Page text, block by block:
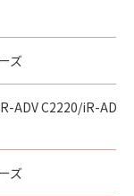
政府の機
様が米国政
規定が適
C.F.R.
as such
1995).
ズ
ADV C2220/iR-ADV
ズ